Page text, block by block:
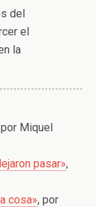
del
el
la
Miquel
pasar»,
cosa», por